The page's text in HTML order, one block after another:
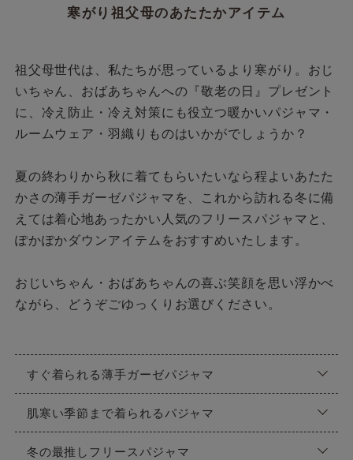
寒がり祖父母のあたたかアイテム
祖父母世代は、私たちが思っているより寒がり。おじ
いちゃん、おばあちゃんへの『敬老の日』プレゼント
に、冷え防止・冷え対策にも役立つ暖かいパジャマ・
ルームウェア・羽織りものはいかがでしょうか？
夏の終わりから秋に着てもらいたいなら程よいあたた
かさの薄手ガーゼパジャマを、これから訪れる冬に備
えては着心地あったかい人気のフリースパジャマと、
ぽかぽかダウンアイテムをおすすめいたします。
おじいちゃん・おばあちゃんの喜ぶ笑顔を思い浮かべ
ながら、どうぞごゆっくりお選びください。
すぐ着られる薄手ガーゼパジャマ
肌寒い季節まで着られるパジャマ
冬の最推しフリースパジャマ